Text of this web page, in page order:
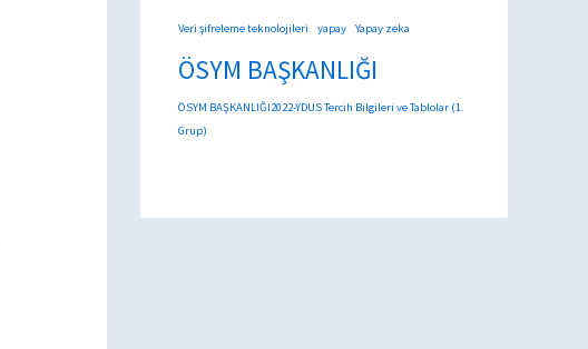
Veri şifreleme teknolojileri yapay Yapay zeka
ÖSYM BAŞKANLIĞI
ÖSYM BAŞKANLIĞI2022-YDUS Tercih Bilgileri ve Tablolar (1.
Grup)